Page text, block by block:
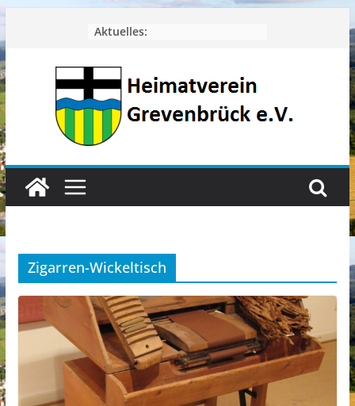
Zum
Inhalt
springen
Aktuelles:
Zigarren-Wickeltisch